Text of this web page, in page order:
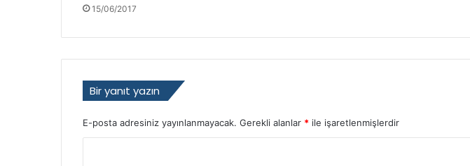
15/06/2017
Bir yanıt yazın
E-posta adresiniz yayınlanmayacak. Gerekli alanlar * ile işaretlenmişlerdir